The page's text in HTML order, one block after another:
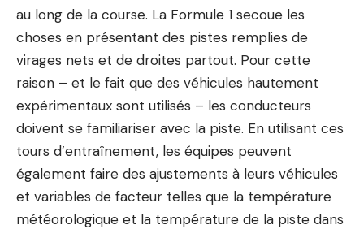
au long de la course. La Formule 1 secoue les
choses en présentant des pistes remplies de
virages nets et de droites partout. Pour cette
raison – et le fait que des véhicules hautement
expérimentaux sont utilisés – les conducteurs
doivent se familiariser avec la piste. En utilisant ces
tours d’entraînement, les équipes peuvent
également faire des ajustements à leurs véhicules
et variables de facteur telles que la température
météorologique et la température de la piste dans